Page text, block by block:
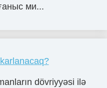
ми...
dövriyyəsi ilə